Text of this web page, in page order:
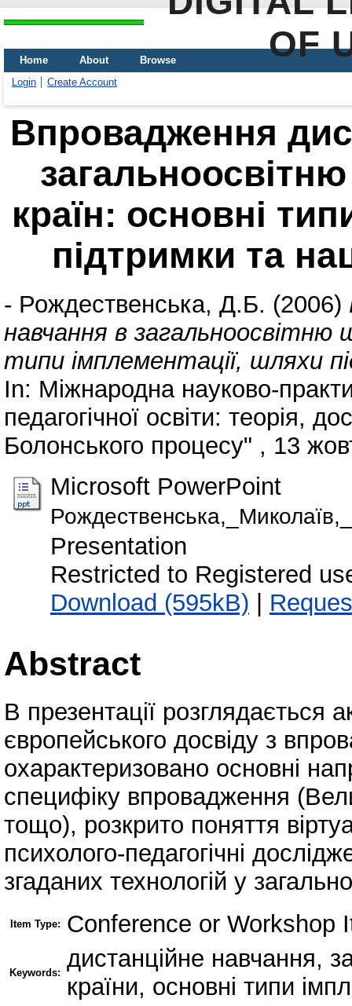
OF
Home About
Browse
Login
Create Account
Впровадження
країн: основні
підтримки та
- Рождественська, Д.Б. (2006)
навчання в загальноосвітню
типи імплементації, шляхи
In: Міжнародна науково-
педагогічної освіти: теорія,
Болонського процесу" , 13
Microsoft PowerPoint
Presentation
Restricted to Registered
Download (595kB) |
Abstract
В презентації розглядається
європейського досвіду з
охарактеризовано основні
специфіку впровадження
тощо), розкрито поняття
психолого-педагогічні
згаданих технологій у
Item Type: Conference or Workshop
Keywords:
дистанційне навчання,
країни, основні типи